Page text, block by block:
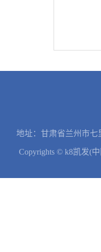
地址：甘肃省兰州市
Copyrights © k8凯发(